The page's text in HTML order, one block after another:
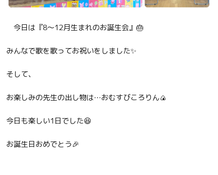
今日は『8〜12月生まれのお誕生会』🎂
みんなで歌を歌ってお祝いをしました✨
そして、
お楽しみの先生の出し物は…おむすびころりん🍙
今日も楽しい1日でした😆
お誕生日おめでとう🎉